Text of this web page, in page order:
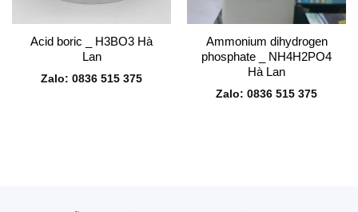
Acid boric _ H3BO3 Hà
Lan
Zalo: 0836 515 375
Ammonium dihydrogen
phosphate _ NH4H2PO4
Hà Lan
Zalo: 0836 515 375